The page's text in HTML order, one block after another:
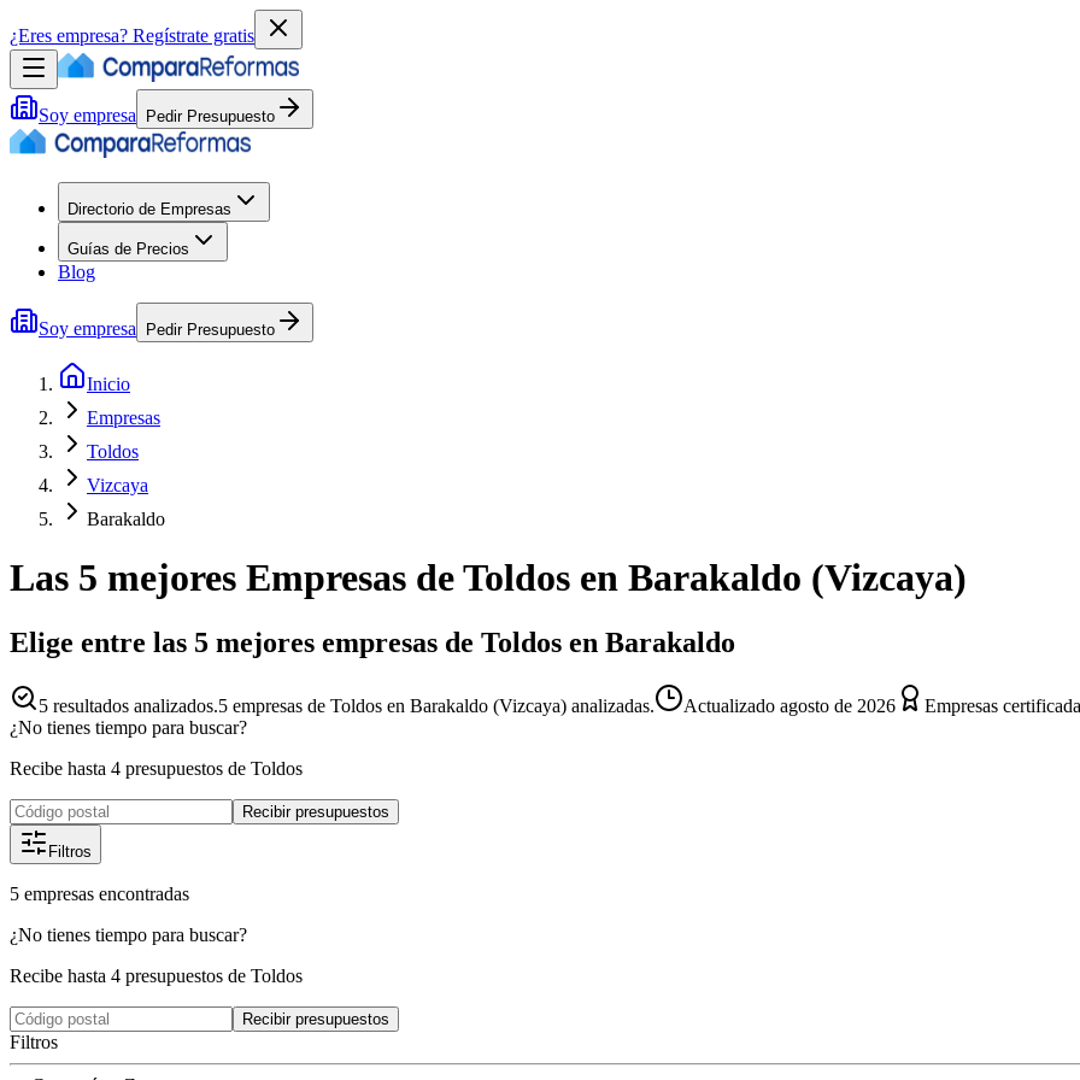
¿Eres empresa? Regístrate gratis
Soy empresa Pedir Presupuesto
Directorio de Empresas
Guías de Precios
Blog
Soy empresa Pedir Presupuesto
Inicio
Empresas
Toldos
Vizcaya
Barakaldo
Las 5 mejores Empresas deToldos en Barakaldo (Vizcaya)
Elige entre las 5 mejores empresas de Toldos en Barakaldo
5 resultados analizados.5 empresas de Toldos en Barakaldo (Vizcaya) analizadas. Actualizado agosto de 2026
Empresas
¿No tienes tiempo para buscar?
Recibe hasta 4 presupuestos de Toldos
Recibir presupuestos
Filtros
5 empresas encontradas
¿No tienes tiempo para buscar?
Recibe hasta 4 presupuestos de Toldos
Recibir presupuestos
Filtros